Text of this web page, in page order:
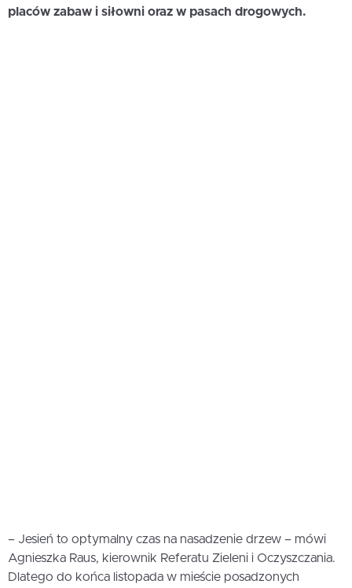
placów zabaw i siłowni oraz w pasach drogowych.
– Jesień to optymalny czas na nasadzenie drzew – mówi
Agnieszka Raus, kierownik Referatu Zieleni i Oczyszczania.
Dlatego do końca listopada w mieście posadzonych